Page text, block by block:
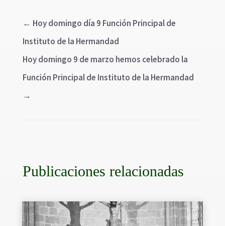
← Hoy domingo día 9 Función Principal de
Instituto de la Hermandad
Hoy domingo 9 de marzo hemos celebrado la
Función Principal de Instituto de la Hermandad
→
Publicaciones relacionadas